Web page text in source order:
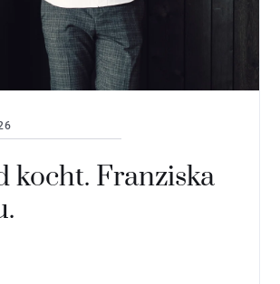
kocht. Franziska